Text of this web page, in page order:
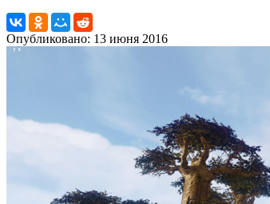
Опубликовано: 13 июня 2016